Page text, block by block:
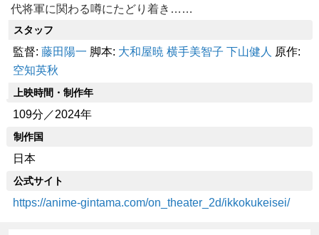
代将軍に関わる噂にたどり着き……
スタッフ
監督:藤田陽一 脚本: 大和屋暁 横手美智子 下山健人 原作:
空知英秋
上映時間・制作年
109分／2024年
制作国
日本
公式サイト
https://anime-gintama.com/on_theater_2d/ikkokukeisei/